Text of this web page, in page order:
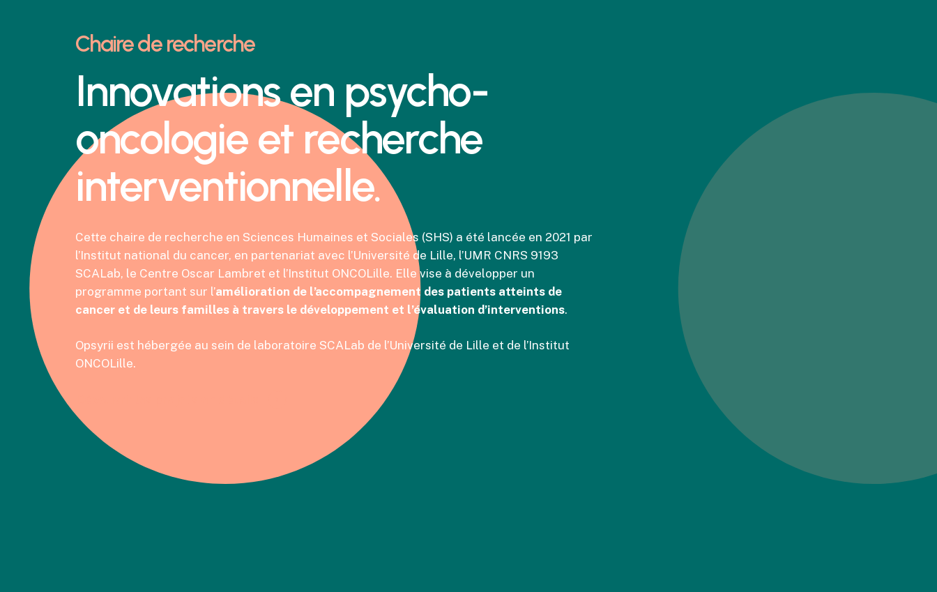
Chaire de recherche
Innovations en psycho-
oncologie et recherche
interventionnelle.
Cette chaire de recherche en Sciences Humaines et Sociales (SHS) a été lancée en 2021 par
l’Institut national du cancer, en partenariat avec l’Université de Lille, l’UMR CNRS 9193
SCALab, le Centre Oscar Lambret et l’Institut ONCOLille. Elle vise à développer un
programme portant sur l’amélioration de l’accompagnement des patients atteints de
cancer et de leurs familles à travers le développement et l’évaluation d’interventions.
Opsyrii est hébergée au sein de laboratoire SCALab de l’Université de Lille et de l’Institut
ONCOLille.